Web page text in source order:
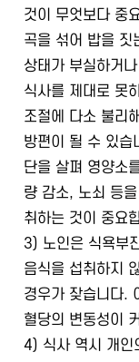
것이 무엇보다 중
곡을 섞어 밥을 짓
상태가 부실하거
식사를 제대로 못
조절에 다소 불리
방편이 될 수 있습
단을 살펴 영양소
량 감소, 노쇠 등
취하는 것이 중요
3) 노인은 식욕부
음식을 섭취하지
경우가 잦습니다.
혈당의 변동성이
4) 식사 역시 개인